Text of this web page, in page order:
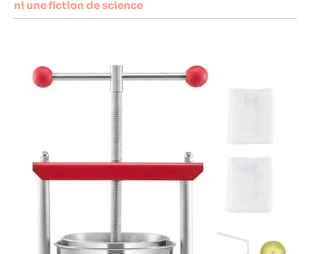
ni une fiction de science